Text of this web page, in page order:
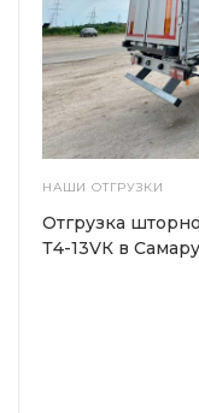
НАШИ ОТГРУЗКИ
Отгрузка
Т4-13VК в Самару